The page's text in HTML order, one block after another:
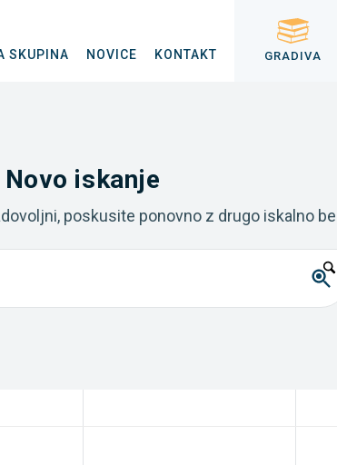
SKUPINA NOVICE KONTAKT GRADIVA
Novo iskanje
poskusite ponovno z drugo iskalno